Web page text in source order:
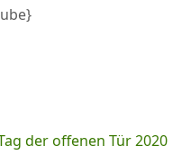
der offenen Tür 2020